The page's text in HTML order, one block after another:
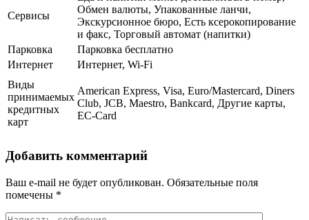
Сервисы
Обмен валюты, Упакованные ланчи,
Экскурсионное бюро, Есть ксерокопирование
и факс, Торговый автомат (напитки)
Парковка
Парковка бесплатно
Интернет
Интернет, Wi-Fi
Виды
принимаемых
кредитных
карт
American Express, Visa, Euro/Mastercard, Diners
Club, JCB, Maestro, Bankcard, Другие карты,
EC-Card
Добавить комментарий
Ваш e-mail не будет опубликован. Обязательные поля
помечены *